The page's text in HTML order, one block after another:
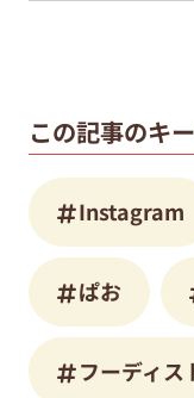
この記事のキ
Instagram
ぱお
フーディス